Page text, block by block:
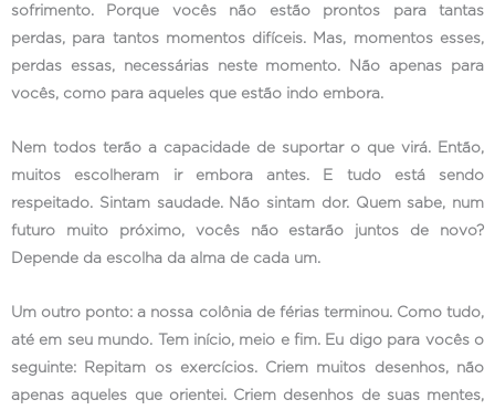
sofrimento. Porque vocês não estão prontos para tantas
perdas, para tantos momentos difíceis. Mas, momentos esses,
perdas essas, necessárias neste momento. Não apenas para
vocês, como para aqueles que estão indo embora.
Nem todos terão a capacidade de suportar o que virá. Então,
muitos escolheram ir embora antes. E tudo está sendo
respeitado. Sintam saudade. Não sintam dor. Quem sabe, num
futuro muito próximo, vocês não estarão juntos de novo?
Depende da escolha da alma de cada um.
Um outro ponto: a nossa colônia de férias terminou. Como tudo,
até em seu mundo. Tem início, meio e fim. Eu digo para vocês o
seguinte: Repitam os exercícios. Criem muitos desenhos, não
apenas aqueles que orientei. Criem desenhos de suas mentes,